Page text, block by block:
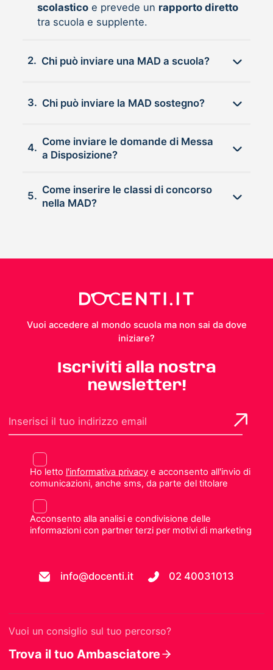
scolasticoe prevede un rapporto diretto
tra scuola e supplente.
2. Chi può inviare una MAD a scuola?
3. Chi può inviare la MAD sostegno?
4.
Come inviare le domande di Messa
a Disposizione?
5.
Come inserire le classi di concorso
nella MAD?
Vuoi accedere al mondo scuola ma non sai da dove
iniziare?
Iscriviti alla nostra
newsletter!
Ho letto l'informativa privacye acconsento all'invio di
comunicazioni, anche sms, da parte del titolare
Acconsento alla analisi e condivisione delle
informazioni con partner terzi per motivi di marketing
info@docenti.it 02 40031013
Vuoi un consiglio sul tuo percorso?
Trova il tuo Ambasciatore